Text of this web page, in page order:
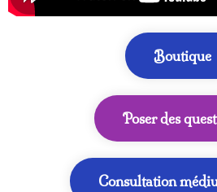
Boutique
Poser des
Consultation